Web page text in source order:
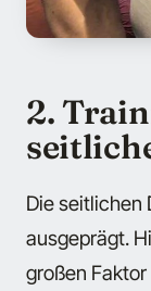
2.
Die seitlichen
ausgeprägt.
großen